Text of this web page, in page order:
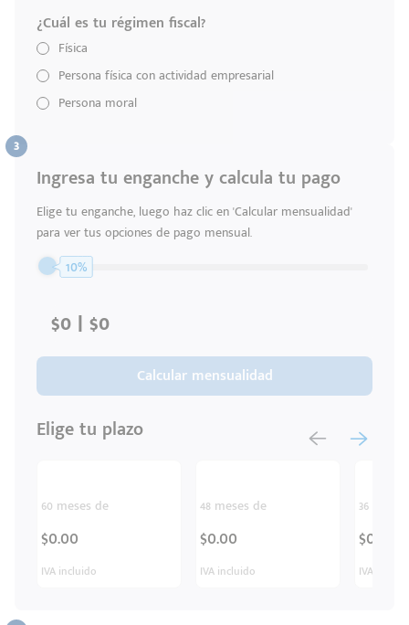
¿Cuál es tu régimen fiscal?
Física
Persona física con actividad empresarial
Persona moral
Ingresa tu enganche y calcula tu pago
Elige tu enganche, luego haz clic en 'Calcular mensualidad'
para ver tus opciones de pago mensual.
10%
Calcular mensualidad
Elige tu plazo
60 meses de
$0.00
IVA incluido
48 meses de
$0.00
IVA incluido
36
$0.00
IVA